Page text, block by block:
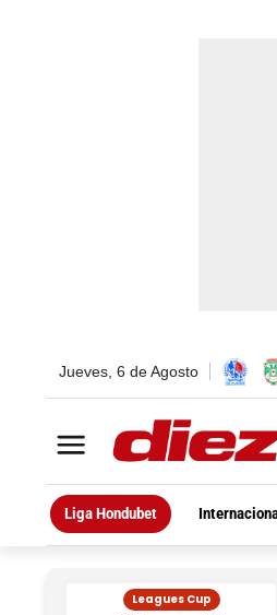
Jueves, 6 de Agosto
Liga Hondubet
Leagues Cup